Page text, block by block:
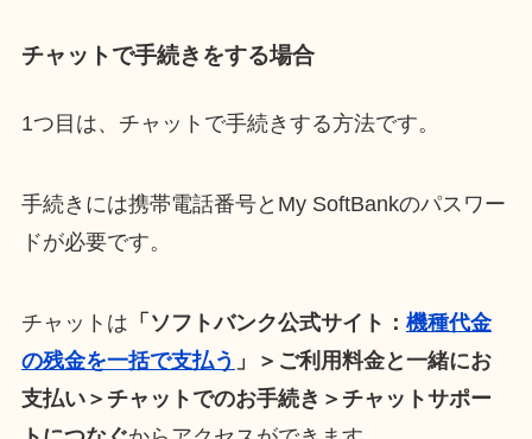
チャットで手続き をする場合
1つ目は、チャットで手続きする方法です。
手続きには携帯電話番号とMy SoftBankのパスワー
ドが必要です。
チャットは 「ソフトバンク公式サイト： 機種代金
の残金を一括で支払う 」＞ご利用料金と一緒にお
支払い＞チャットでのお手続き＞チャットサポー